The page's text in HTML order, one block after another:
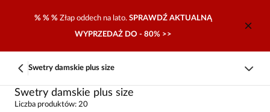
% % % Złap oddech na lato. SPRAWDŹ AKTUALNĄ
WYPRZEDAŻ DO - 80% >>
Swetry damskie plus size
Swetry damskie plus size
Liczba produktów: 20